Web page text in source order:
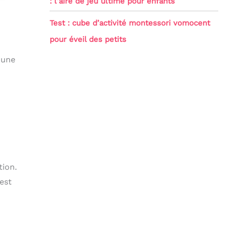
Test : cube d’activité montessori vomocent
pour éveil des petits